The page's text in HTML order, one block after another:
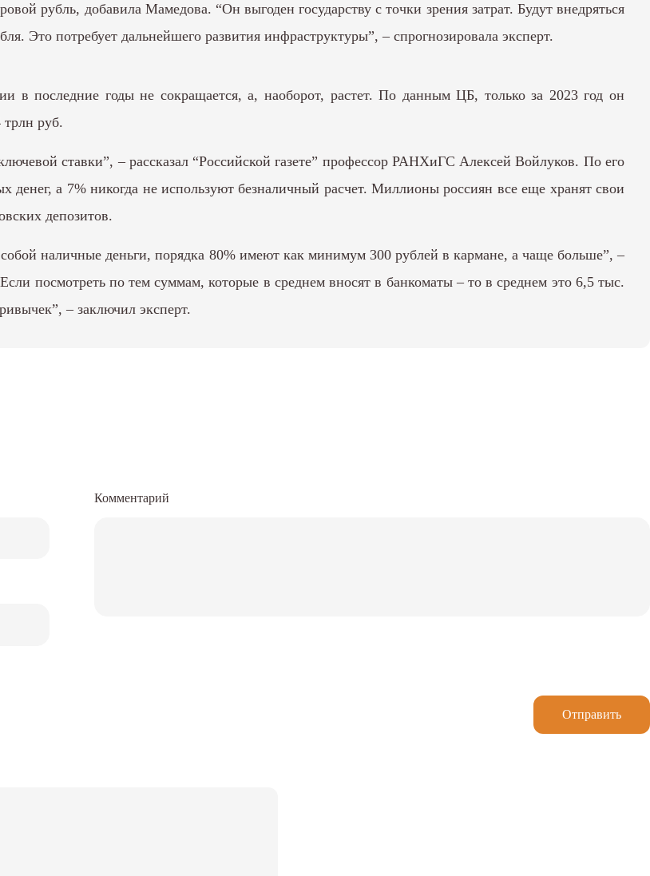
рубль, добавила Мамедова. “Он выгоден государству с точки зрения затрат. Будут внедряться
Это потребует дальнейшего развития инфраструктуры”, – спрогнозировала эксперт.
в последние годы не сокращается, а, наоборот, растет. По данным ЦБ, только за 2023 год он
руб.
ставки”, – рассказал “Российской газете” профессор РАНХиГС Алексей Войлуков. По его
денег, а 7% никогда не используют безналичный расчет. Миллионы россиян все еще хранят свои
депозитов.
наличные деньги, порядка 80% имеют как минимум 300 рублей в кармане, а чаще больше”, –
посмотреть по тем суммам, которые в среднем вносят в банкоматы – то в среднем это 6,5 тыс.
– заключил эксперт.
Комментарий
Отправить